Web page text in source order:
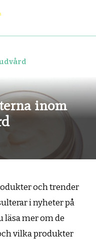
inom
och trender
i nyheter på
läsa mer om de
vilka produkter